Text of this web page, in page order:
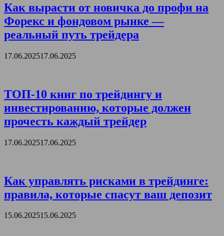
Как вырасти от новичка до профи на
Форекс и фондовом рынке —
реальный путь трейдера
17.06.202517.06.2025
ТОП-10 книг по трейдингу и
инвестированию, которые должен
прочесть каждый трейдер
17.06.202517.06.2025
Как управлять рисками в трейдинге:
правила, которые спасут ваш депозит
15.06.202515.06.2025